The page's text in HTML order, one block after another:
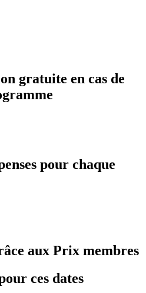
gratuite en cas de
pour chaque
aux Prix membres
ces dates